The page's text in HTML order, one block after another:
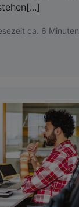
ca. 6 Minuten